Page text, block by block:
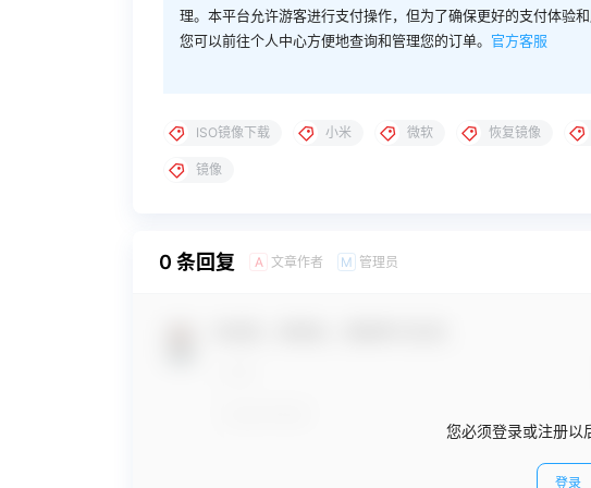
理。本平台允许游客进行支付操作，但为了确保更好的支付体验
您可以前往个人中心方便地查询和管理您的订单。 官方客服
ISO镜像下载 小米 微软 恢复镜像
镜像
0 条回复 A 文章作者 M 管理员
您必须登录或注册以
登录